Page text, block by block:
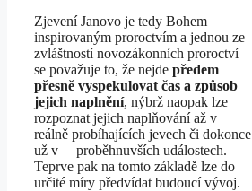
Zjevení Janovo je tedy Bohem
inspirovaným proroctvím a jednou ze
zvláštností novozákonních proroctví
se považuje to, že nejde předem
přesně vyspekulovat čas a způsob
jejich naplnění, nýbrž naopak lze
rozpoznat jejich naplňování až v
reálně probíhajících jevech či dokonce
už v proběhnuvších událostech.
Teprve pak na tomto základě lze do
určité míry předvídat budoucí vývoj.